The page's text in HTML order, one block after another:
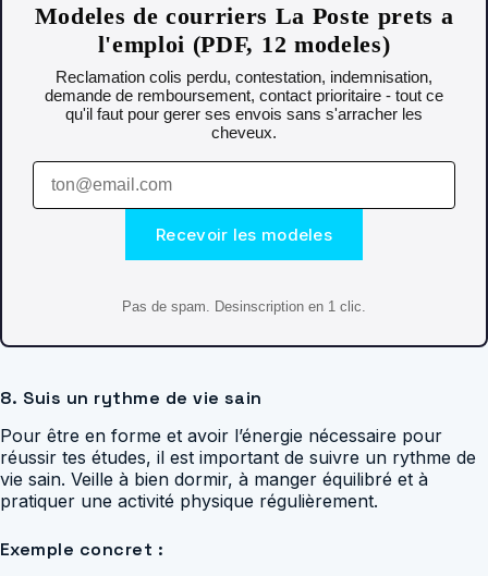
Modeles de courriers La Poste prets a
l'emploi (PDF, 12 modeles)
Reclamation colis perdu, contestation, indemnisation,
demande de remboursement, contact prioritaire - tout ce
qu'il faut pour gerer ses envois sans s'arracher les
cheveux.
Recevoir les modeles
Pas de spam. Desinscription en 1 clic.
8. Suis un rythme de vie sain
Pour être en forme et avoir l’énergie nécessaire pour
réussir tes études, il est important de suivre un rythme de
vie sain. Veille à bien dormir, à manger équilibré et à
pratiquer une activité physique régulièrement.
Exemple concret :